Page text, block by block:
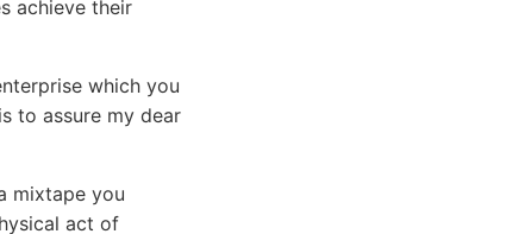
achieve their
which you
to assure my dear
mixtape you
act of